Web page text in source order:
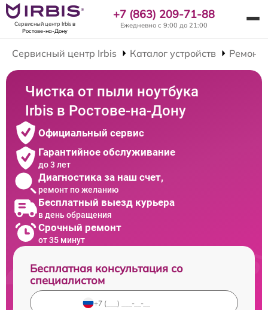
Сервисный центр Irbisв
Ростове-на-Дону
+7 (863) 209-71-88
Ежедневно с 9:00 до 21:00
Сервисный центр Irbis Каталог устройств Ремонт
Чистка от пыли ноутбука
Irbis в Ростове-на-Дону
Официальный сервис
Гарантийное обслуживание
до 3 лет
Диагностика за наш счет,
ремонт по желанию
Бесплатный выезд курьера
в день обращения
Срочный ремонт
от 35 минут
Бесплатная консультация со
специалистом